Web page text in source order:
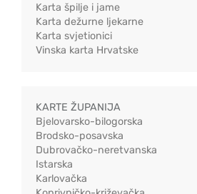
Karta špilje i jame
Karta dežurne ljekarne
Karta svjetionici
Vinska karta Hrvatske
KARTE ŽUPANIJA
Bjelovarsko-bilogorska
Brodsko-posavska
Dubrovačko-neretvanska
Istarska
Karlovačka